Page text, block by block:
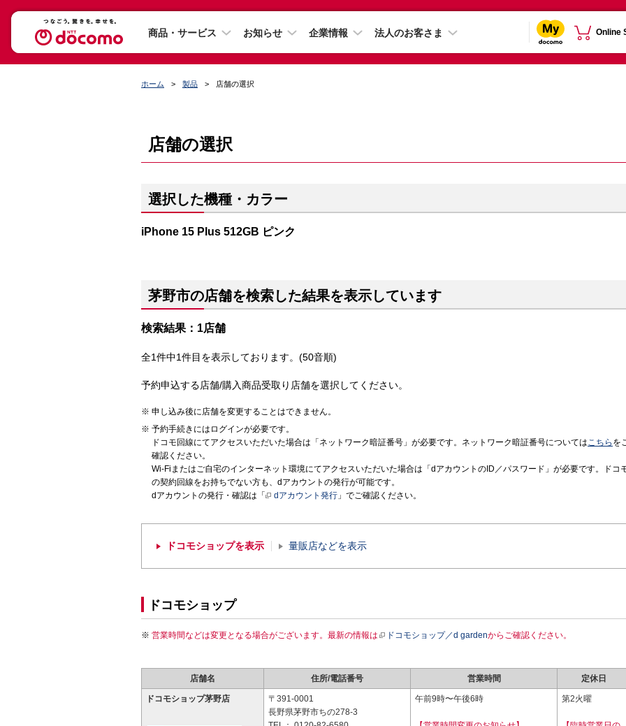
商品・サービス お知らせ 企業情報 法人のお客さま Online
ホーム 製品 店舗の選択
店舗の選択
選択した機種・カラー
iPhone 15 Plus 512GB ピンク
茅野市の店舗を検索した結果を表示しています
検索結果：1店舗
全1件中1件目を表示しております。(50音順)
予約申込する店舗/購入商品受取り店舗を選択してください。
申し込み後に店舗を変更することはできません。
予約手続きにはログインが必要です。
ドコモ回線にてアクセスいただいた場合は「ネットワーク暗証番号」が必要です。ネットワーク暗証番号についてはこちら を
確認ください。
Wi-Fiまたはご自宅のインターネット環境にてアクセスいただいた場合は「dアカウントのID／パスワード」が必要です。ドコ
の契約回線をお持ちでない方も、dアカウントの発行が可能です。
dアカウントの発行・確認は「
dアカウント発行 」でご確認ください。
ドコモショップを表示 量販店などを表示
ドコモショップ
営業時間などは変更となる場合がございます。最新の情報は ドコモショップ／d gardenからご確認ください。
店舗名 住所/電話番号 営業時間 定休日
ドコモショップ茅野店
〒391-0001
長野県茅野市ちの278-3
午前9時〜午後6時 第2火曜